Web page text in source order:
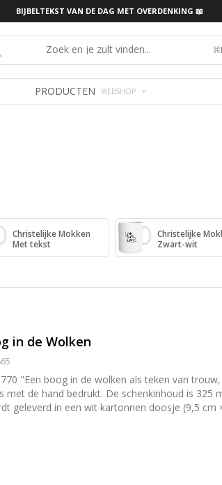
BIJBELTEKST VAN DE DAG MET OVERDENKING 📖
⌘
PRODUCTEN WEBSHOP
Christelijke Mokken
Met tekst
Christelijke
Zwart-wit
in de Wolken
"Een boog in de wolken als teken van
de hand bedrukt. De schenkinhoud is
geleverd in een wit kartonnen doosje (9,5
verzending dan sturen wij kosteloos een